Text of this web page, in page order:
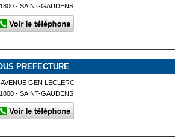
- SAINT-GAUDENS
PREFECTURE
AVENUE GEN LECLERC
- SAINT-GAUDENS